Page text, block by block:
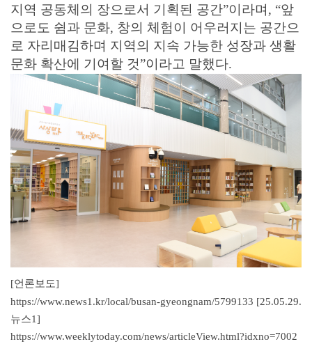
지역 공동체의 장으로서 기획된 공간”이라며, “앞
으로도 쉼과 문화, 창의 체험이 어우러지는 공간으
로 자리매김하며 지역의 지속 가능한 성장과 생활
문화 확산에 기여할 것”이라고 말했다.
[언론보도]
https://www.news1.kr/local/busan-gyeongnam/5799133 [25.05.29.
뉴스1]
https://www.weeklytoday.com/news/articleView.html?idxno=7002